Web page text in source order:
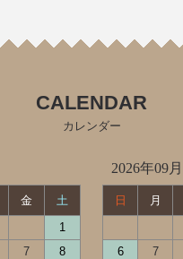
CALENDAR
カレンダー
金
土
1
7
8
2026年09月
日 月
6
7